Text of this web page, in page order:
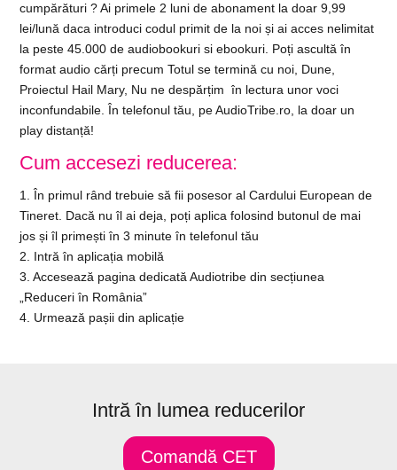
cumpărături ? Ai primele 2 luni de abonament la doar 9,99
lei/lună daca introduci codul primit de la noi și ai acces nelimitat
la peste 45.000 de audiobookuri si ebookuri. Poți ascultă în
format audio cărți precum Totul se termină cu noi, Dune,
Proiectul Hail Mary, Nu ne despărțim în lectura unor voci
inconfundabile. În telefonul tău, pe AudioTribe.ro, la doar un
play distanță!
Cum accesezi reducerea:
1. În primul rând trebuie să fii posesor al Cardului European de
Tineret. Dacă nu îl ai deja, poți aplica folosind butonul de mai
jos și îl primești în 3 minute în telefonul tău
2. Intră în aplicația mobilă
3. Accesează pagina dedicată Audiotribe din secțiunea
„Reduceri în România”
4. Urmează pașii din aplicație
Intră în lumea reducerilor
Comandă CET